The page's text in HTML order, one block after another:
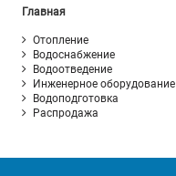
Главная
Отопление
Водоснабжение
Водоотведение
Инженерное оборудование
Водоподготовка
Распродажа